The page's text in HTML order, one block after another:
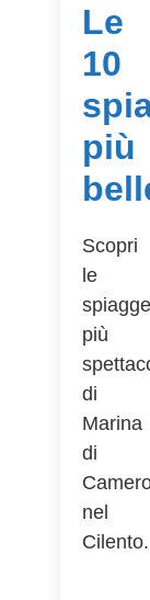
Le
10
più
Scopri
le
spiagge
più
di
Marina
di
nel
Cilento.